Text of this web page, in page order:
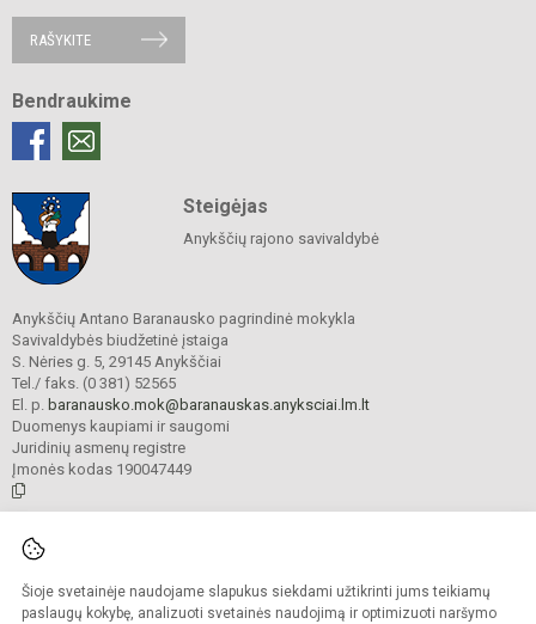
Šioje svetainėje naudojame slapukus siekdami užtikrinti jums teikiamų
paslaugų kokybę, analizuoti svetainės naudojimą ir optimizuoti naršymo
RAŠYKITE
Bendraukime
Steigėjas
Anykščių rajono savivaldybė
Anykščių Antano Baranausko pagrindinė mokykla
Savivaldybės biudžetinė įstaiga
S. Nėries g. 5, 29145 Anykščiai
Tel./ faks. (0 381) 52565
El. p. baranausko.mok@baranauskas.anyksciai.lm.lt
Duomenys kaupiami ir saugomi
Juridinių asmenų registre
Įmonės kodas 190047449
Kopijuoti turinį be raštiško mokyklos administracijos sutikimo griežtai
draudžiama.